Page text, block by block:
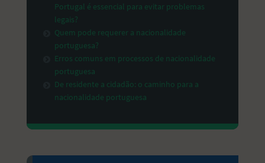
Portugal é essencial para evitar problemas
legais?
Quem pode requerer a nacionalidade
portuguesa?
Erros comuns em processos de nacionalidade
portuguesa
De residente a cidadão: o caminho para a
nacionalidade portuguesa